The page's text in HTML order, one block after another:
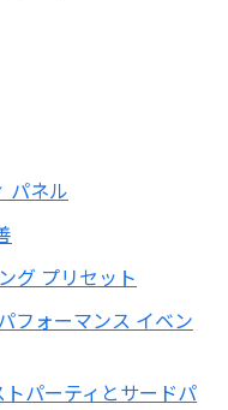
パネル
グ プリセット
フォーマンス イベン
パーティとサードパ